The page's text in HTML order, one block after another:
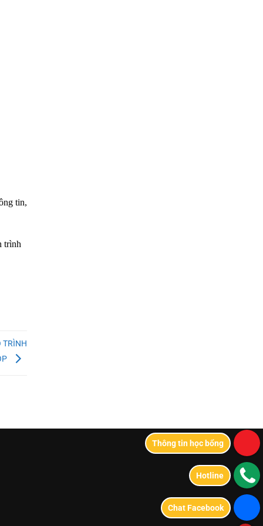
tin,
trình
TRÌNH
Thông tin học bổng
Hotline
Chat Facebook